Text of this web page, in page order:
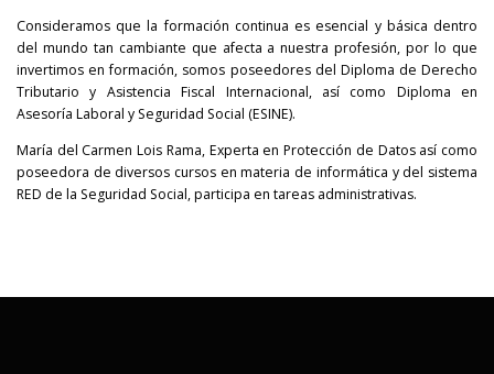
Consideramos que la formación continua es esencial y básica dentro
del mundo tan cambiante que afecta a nuestra profesión, por lo que
invertimos en formación, somos poseedores del Diploma de Derecho
Tributario y Asistencia Fiscal Internacional, así como Diploma en
Asesoría Laboral y Seguridad Social (ESINE).
María del Carmen Lois Rama, Experta en Protección de Datos así como
poseedora de diversos cursos en materia de informática y del sistema
RED de la Seguridad Social, participa en tareas administrativas.